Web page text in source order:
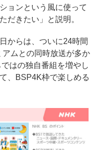
ョンという風に使って
だきたい」と説明。
からは、ついに24時間
ムとの同時放送が多か
はの独自番組を増やし
、BSP4K枠で楽しめる